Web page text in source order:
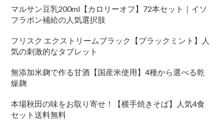
マルサン豆乳200ml【カロリーオフ】72本セット｜イソ
フラボン補給の人気選択肢
フリスク エクストリームブラック【ブラックミント】人
気の刺激的なタブレット
無添加米麹で作る甘酒【国産米使用】4種から選べる乾
燥麹
本場秋田の味をお取り寄せ！【横手焼きそば】人気4食
セット送料無料